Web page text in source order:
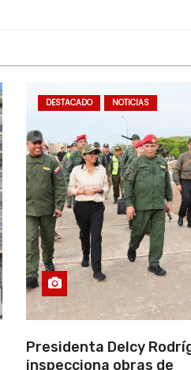
DESTACADO NOTICIAS
Presidenta Delcy
inspecciona obras de